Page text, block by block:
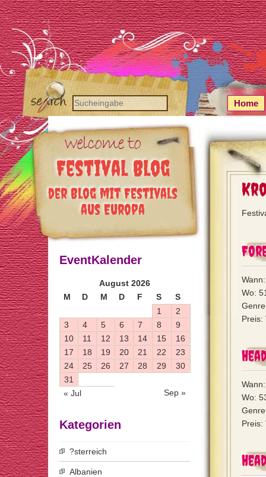
Festival Blog
der Blog mit Festivals
aus Europa
Home
Wo:
Preis:
Wo:
Preis:
EventKalender
August 2026
M
D M D F S S
« Jul Sep »
1
2
3
4 5 6 7 8
9
10
11 12 13 14 15
16
17
18 19 20 21 22
23
24
25 26 27 28 29
30
31
Kategorien
?sterreich
Albanien